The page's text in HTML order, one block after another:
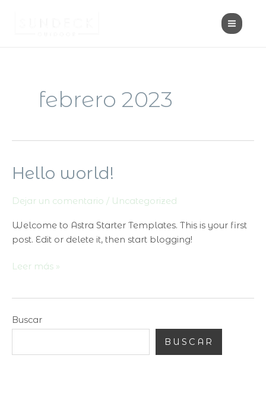
febrero 2023
Hello world!
Dejar un comentario / Uncategorized
Welcome to Astra Starter Templates. This is your first
post. Edit or delete it, then start blogging!
Hello
Leer más »
Buscar
BUSCAR